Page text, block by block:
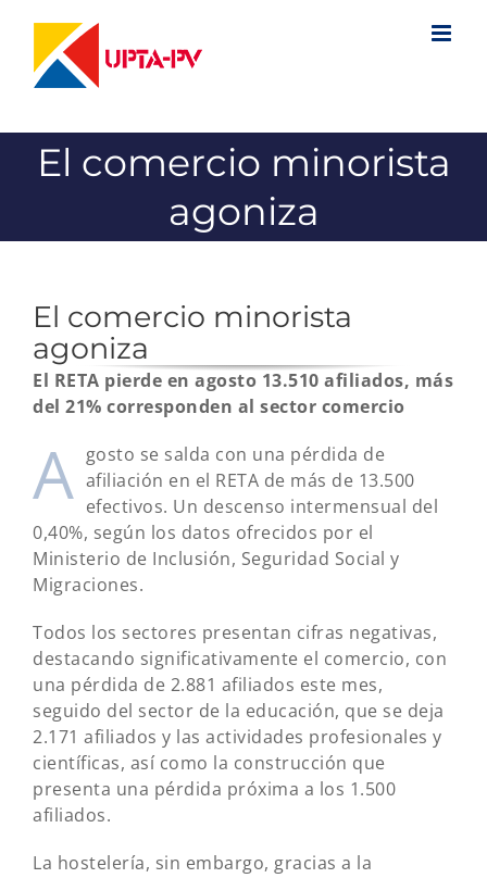
contenido
El comercio minorista
agoniza
El comercio minorista
agoniza
El RETA pierde en agosto 13.510 afiliados, más
del 21% corresponden al sector comercio
A gosto se salda con una pérdida de
afiliación en el RETA de más de 13.500
efectivos. Un descenso intermensual del
0,40%, según los datos ofrecidos por el
Ministerio de Inclusión, Seguridad Social y
Migraciones.
Todos los sectores presentan cifras negativas,
destacando significativamente el comercio, con
una pérdida de 2.881 afiliados este mes,
seguido del sector de la educación, que se deja
2.171 afiliados y las actividades profesionales y
científicas, así como la construcción que
presenta una pérdida próxima a los 1.500
afiliados.
La hostelería, sin embargo, gracias a la